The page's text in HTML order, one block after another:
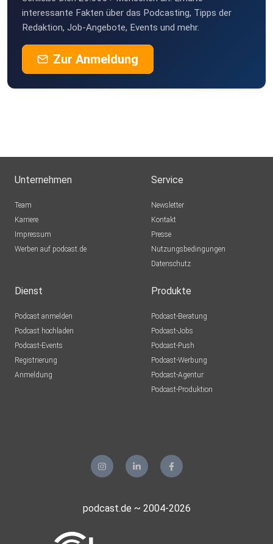
interessante Fakten über das Podcasting, Tipps der
Redaktion, Job-Angebote, Events und mehr.
Zur Anmeldung
Unternehmen
Team
Karriere
Impressum
Werben auf podcast.de
Service
Newsletter
Kontakt
Presse
Nutzungsbedingungen
Datenschutz
Dienst
Podcast anmelden
Podcast hochladen
Podcast-Events
Registrierung
Anmeldung
Produkte
Podcast-Beratung
Podcast-Jobs
Podcast-Push
Podcast-Werbung
Podcast-Agentur
Podcast-Produktion
podcast.de ~ 2004-2026